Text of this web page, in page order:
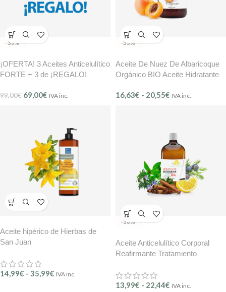
-30%
¡OFERTA! 3 Aceites Anticelulítico
FORTE + 3 de ¡REGALO!
99,00€ 69,00€ IVA inc.
-33%
Aceite De Nuez De Albaricoque
Orgánico BIO Aceite Hidratante
BMB
16,63€ - 20,55€ IVA inc.
Aceite hipérico de Hierbas de
San Juan
14,99€ - 35,99€ IVA inc.
-36%
Aceite Anticelulítico Corporal
Reafirmante Tratamiento
B.O.T
13,99€ - 22,44€ IVA inc.